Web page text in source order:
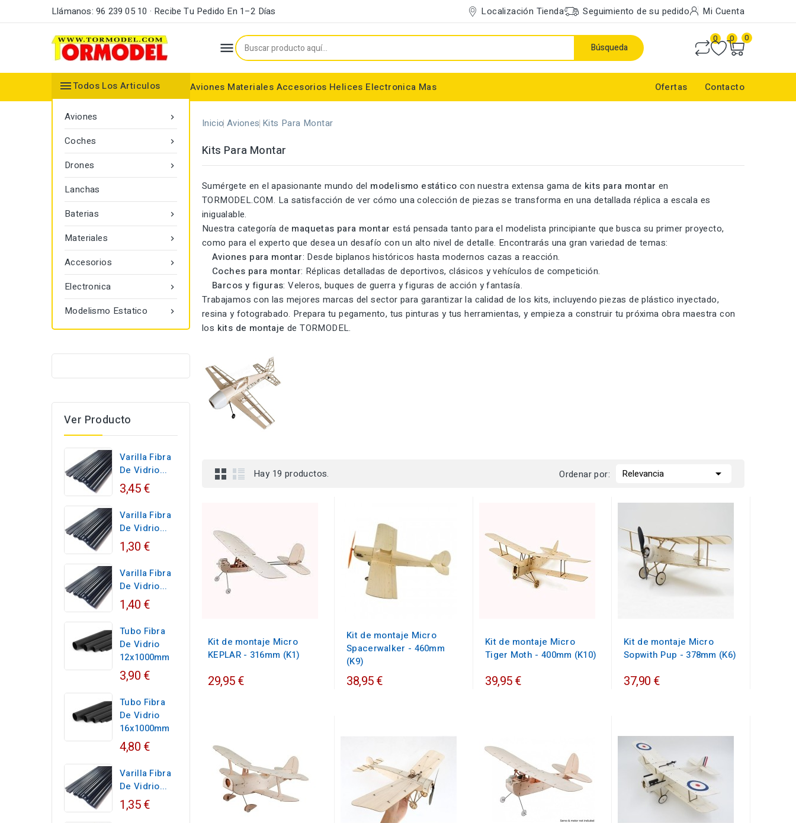
Llámanos: 96 239 05 10 · Recibe Tu Pedido En 1–2 Días Localización Tienda Seguimiento de su pedido Mi Cuenta
 Búsqueda
0 0 0
Aviones Materiales Accesorios Helices Electronica Mas Ofertas Contacto
Todos Los Articulos

Aviones

Coches

Drones
Lanchas

Baterias

Materiales

Accesorios

Electronica

Modelismo Estatico
Ver Producto
Varilla Fibra
De Vidrio...
3,45 €
Varilla Fibra
De Vidrio...
1,30 €
Varilla Fibra
De Vidrio...
1,40 €
Tubo Fibra
De Vidrio
12x1000mm
3,90 €
Tubo Fibra
De Vidrio
16x1000mm
4,80 €
Varilla Fibra
De Vidrio...
1,35 €
Inicio Aviones Kits Para Montar
Kits Para Montar
Sumérgete en el apasionante mundo del modelismo estático con nuestra extensa gama de kits para montar en
TORMODEL.COM. La satisfacción de ver cómo una colección de piezas se transforma en una detallada réplica a escala es
inigualable.
Nuestra categoría de maquetas para montar está pensada tanto para el modelista principiante que busca su primer proyecto,
como para el experto que desea un desafío con un alto nivel de detalle. Encontrarás una gran variedad de temas:
Aviones para montar: Desde biplanos históricos hasta modernos cazas a reacción.
Coches para montar: Réplicas detalladas de deportivos, clásicos y vehículos de competición.
Barcos y figuras: Veleros, buques de guerra y figuras de acción y fantasía.
Trabajamos con las mejores marcas del sector para garantizar la calidad de los kits, incluyendo piezas de plástico inyectado,
resina y fotograbado. Prepara tu pegamento, tus pinturas y tus herramientas, y empieza a construir tu próxima obra maestra con
los kits de montaje de TORMODEL.
Hay 19 productos. Ordenar por: Relevancia 
Kit de montaje Micro
KEPLAR - 316mm (K1)
29,95 €
Kit de montaje Micro
Spacerwalker - 460mm
(K9)
38,95 €
Kit de montaje Micro
Tiger Moth - 400mm (K10)
39,95 €
Kit de montaje Micro
Sopwith Pup - 378mm (K6)
37,90 €